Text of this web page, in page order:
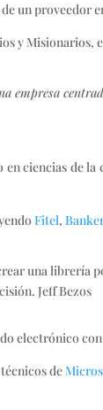
un proveedor
y
empresa
en ciencias de
Fitel,
una librería
Jeff
electrónico
de